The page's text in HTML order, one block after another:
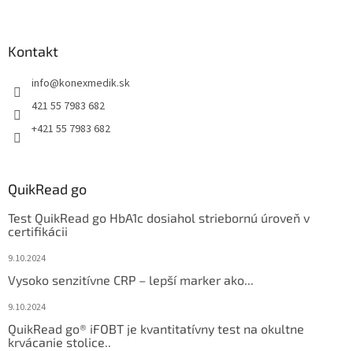
Kontakt
info@konexmedik.sk
421 55 7983 682
+421 55 7983 682
QuikRead go
Test QuikRead go HbA1c dosiahol striebornú úroveň v
certifikácii
9.10.2024
Vysoko senzitívne CRP – lepší marker ako...
9.10.2024
QuikRead go® iFOBT je kvantitatívny test na okultne
krvácanie stolice..